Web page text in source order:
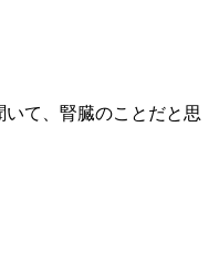
て、腎臓のことだと思